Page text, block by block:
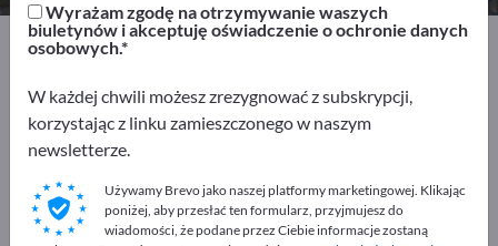
Exportpages Elektrotechnika
Kable i przewody
Reklamuj się bezpłatnie w serwisie
Exportpages!
Szukaj – Oferty – Towary używane – Kontakty biznesowe
>> zacznij tutaj
Wyrażam zgodę na otrzymywanie waszych
biuletynów i akceptuję oświadczenie o ochronie danych
osobowych.
W każdej chwili możesz zrezygnować z subskrypcji,
korzystając z linku zamieszczonego w naszym
newsletterze.
Używamy Brevo jako naszej platformy marketingowej. Klikając
poniżej, aby przesłać ten formularz, przyjmujesz do
wiadomości, że podane przez Ciebie informacje zostaną